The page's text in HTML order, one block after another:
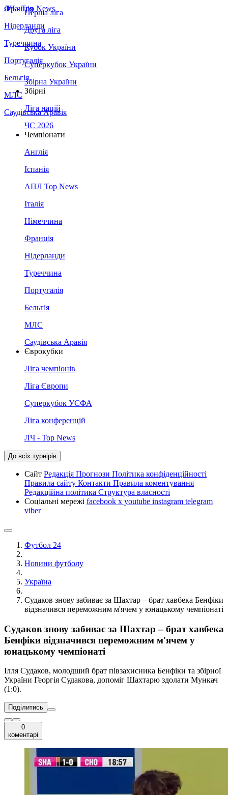
Франція
Нідерланди
Туреччина
Португалія
Бельгія
МЛС
Саудівська Аравія
ЛЧ - Top News
Перша ліга
Друга ліга
Кубок України
Суперкубок України
Збірна України
Збірні
Ліга націй
ЧС 2026
Чемпіонати
Англія
Іспанія
АПЛ Top News
Італія
Німеччина
Франція
Нідерланди
Туреччина
Португалія
Бельгія
МЛС
Саудівська Аравія
Єврокубки
Ліга чемпіонів
Ліга Європи
Суперкубок УЄФА
Ліга конференцій
ЛЧ - Top News
До всіх турнірів
Сайт Редакція Прогнози Політика конфіденційності
Правила сайту Контакти Правила коментування
Редакційна політика Структура власності
Соціальні мережі facebook x youtube instagram telegram
viber
Футбол 24
Новини футболу
Україна
Судаков знову забиває за Шахтар – брат хавбека Бенфіки
відзначився переможним м'ячем у юнацькому чемпіонаті
Судаков знову забиває за Шахтар – брат хавбека
Бенфіки відзначився переможним м'ячем у
юнацькому чемпіонаті
Ілля Судаков, молодший брат півзахисника Бенфіки та збірної
України Георгія Судакова, допоміг Шахтарю здолати Мункач
(1:0).
Поділитись
0
коментарі